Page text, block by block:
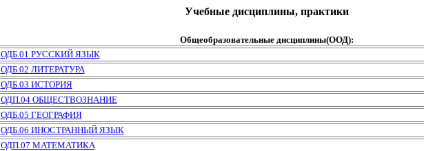
Учебные дисциплины, практики
Общеобразовательные дисциплины(ООД):
ОДБ.01 РУССКИЙ ЯЗЫК
ОДБ.02 ЛИТЕРАТУРА
ОДБ.03 ИСТОРИЯ
ОДП.04 ОБЩЕСТВОЗНАНИЕ
ОДБ.05 ГЕОГРАФИЯ
ОДБ.06 ИНОСТРАННЫЙ ЯЗЫК
ОДП.07 МАТЕМАТИКА